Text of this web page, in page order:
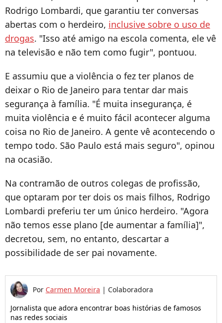
Rodrigo Lombardi, que garantiu ter conversas
abertas com o herdeiro, inclusive sobre o uso de
drogas. "Isso até amigo na escola comenta, ele vê
na televisão e não tem como fugir", pontuou.
E assumiu que a violência o fez ter planos de
deixar o Rio de Janeiro para tentar dar mais
segurança à família. "É muita insegurança, é
muita violência e é muito fácil acontecer alguma
coisa no Rio de Janeiro. A gente vê acontecendo o
tempo todo. São Paulo está mais seguro", opinou
na ocasião.
Na contramão de outros colegas de profissão,
que optaram por ter dois os mais filhos, Rodrigo
Lombardi preferiu ter um único herdeiro. "Agora
não temos esse plano [de aumentar a família]",
decretou, sem, no entanto, descartar a
possibilidade de ser pai novamente.
Por Carmen Moreira | Colaboradora
Jornalista que adora encontrar boas histórias de famosos
nas redes sociais